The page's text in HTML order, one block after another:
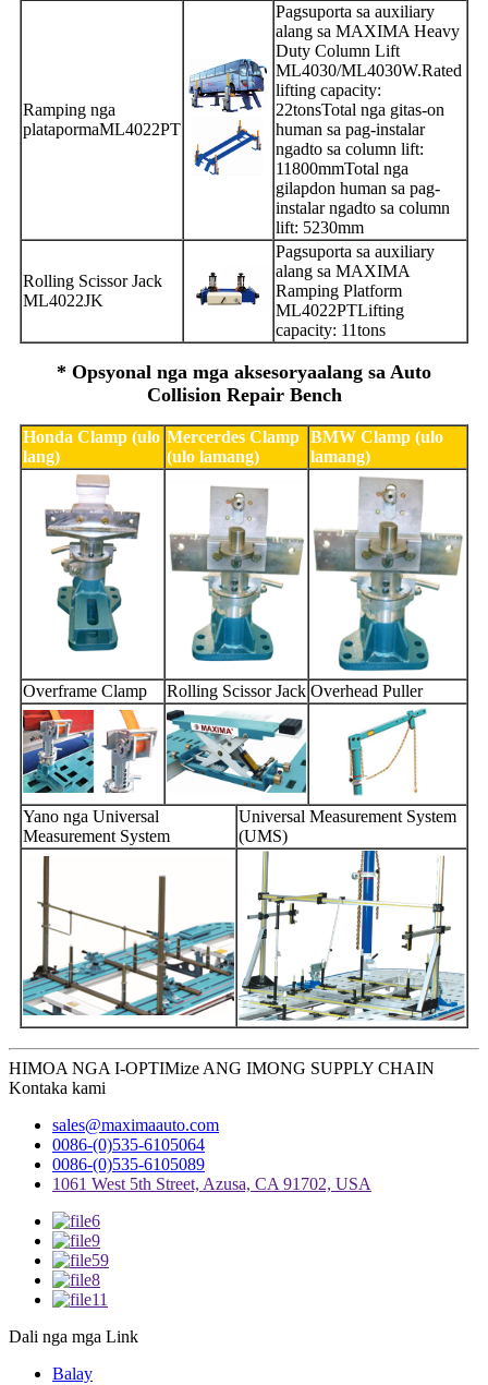
Ramping nga
platapormaML4022PT
Pagsuporta sa auxiliary
alang sa MAXIMA Heavy
Duty Column Lift
ML4030/ML4030W.Rated
lifting capacity:
22tonsTotal nga gitas-on
human sa pag-instalar
ngadto sa column lift:
11800mmTotal nga
gilapdon human sa pag-
instalar ngadto sa column
lift: 5230mm
Rolling Scissor Jack
ML4022JK
Pagsuporta sa auxiliary
alang sa MAXIMA
Ramping Platform
ML4022PTLifting
capacity: 11tons
* Opsyonal nga mga aksesoryaalang sa Auto
Collision Repair Bench
Honda Clamp (ulo
lang)
Mercerdes Clamp
(ulo lamang)
BMW Clamp (ulo
lamang)
Overframe Clamp Rolling Scissor Jack Overhead Puller
Yano nga Universal
Measurement System
Universal Measurement System
(UMS)
HIMOA NGA I-OPTIMize ANG IMONG SUPPLY CHAIN
Kontaka kami
sales@maximaauto.com
0086-(0)535-6105064
0086-(0)535-6105089
1061 West 5th Street, Azusa, CA 91702, USA
Dali nga mga Link
Balay